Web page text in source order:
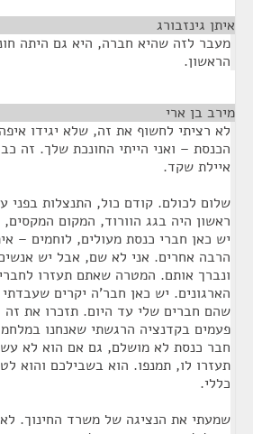
איתן גינזבורג
מעבר לזה שהיא חברה, היא גם היתה
הראשון.
מירב בן ארי
לא רציתי לחשוף את זה, שלא יגידו
הכנסת – ואני הייתי החונכת שלך. זה
איילת שקד.
שלום לכולם. קודם כול, התנצלות בפני
ראשון היה בגג הוורוד, המקום
יש כאן חברי כנסת מעולים, לוחמים –
הרבה אחרים. אני לא שם, אבל יש אנשים
ונברך אותם. המטרה שאתם תעזרו
הארגונים. יש כאן חבר'ה יקרים
שהם חברים שלי עד היום. תזכרו את
פעמים בקדנציה הרגשתי שאנחנו
חבר כנסת לא מושלם, גם אם הוא לא
תעזרו לו, תמנפו. הוא בשבילכם והוא
כללי.
שמעתי את הנציגה של משרד החינוך.